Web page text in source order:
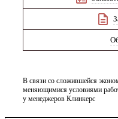
В связи со сложившейся
меняющимися условиями
у менеджеров Клинкерс